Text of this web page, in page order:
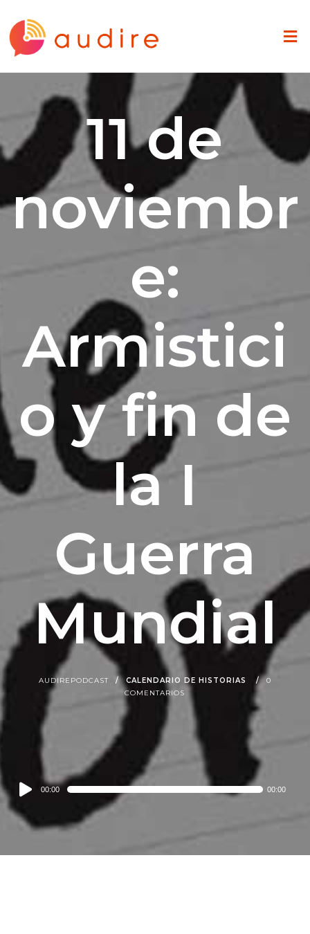
11 de
noviembr
e:
Armistici
o y fin de
la I
Guerra
Mundial
AUDIREPODCAST CALENDARIO DE HISTORIAS
0
COMENTARIOS
Audio
Player
00:00 00:00